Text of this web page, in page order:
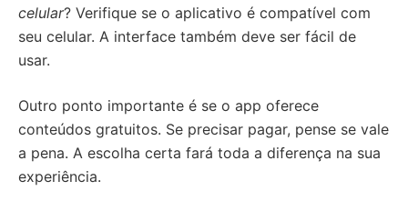
celular? Verifique se o aplicativo é compatível com
seu celular. A interface também deve ser fácil de
usar.
Outro ponto importante é se o app oferece
conteúdos gratuitos. Se precisar pagar, pense se vale
a pena. A escolha certa fará toda a diferença na sua
experiência.